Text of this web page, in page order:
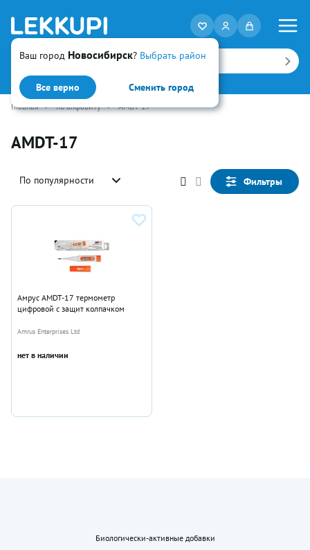
Ваш город Новосибирск? Выбрать район
Все верно Сменить город
Искать
Главная • по алфавиту • AMDT-17
AMDT-17
По популярности Фильтры
Амрус AMDT-17 термометр
цифровой с защит колпачком
Amrus Enterprises Ltd
нет в наличии
Биологически-активные добавки